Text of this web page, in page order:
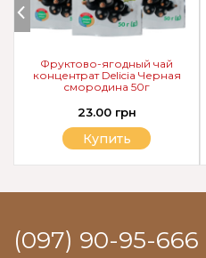
Фруктово-ягодный чай
концентрат Delicia Черная
смородина 50г
23.00 грн
Купить
(097) 90-95-666